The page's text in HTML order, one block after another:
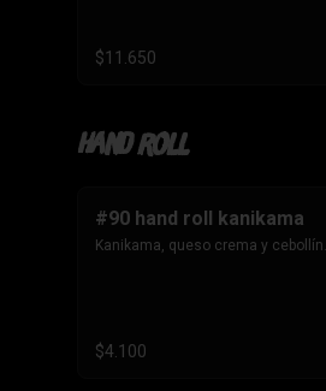
$11.650
Hand roll
#90 hand roll kanikama
Kanikama, queso crema y cebollín.
$4.100